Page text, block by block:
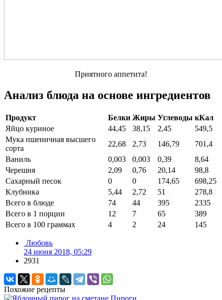
Приятного аппетита!
Анализ блюда на основе ингредиентов
Продукт Белки Жиры Углеводы кКал
Яйцо куриное
44,45 38,15 2,45
549,5
Мука пшеничная высшего
сорта
22,68 2,73 146,79
701,4
Ваниль
0,003 0,003 0,39
8,64
Черешня
2,09 0,76 20,14
98,8
Сахарный песок
0 0 174,65
698,25
Клубника
5,44 2,72 51
278,8
Всего в блюде
74 44 395
2335
Всего в 1 порции
12 7 65
389
Всего в 100 граммах
4 2 24 145
Любовь
24 июня 2018, 05:29
2931
Похожие рецепты